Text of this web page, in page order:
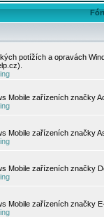
potížích a opravách
Mobile zařízeních značky
Mobile zařízeních značky
Mobile zařízeních značky
Mobile zařízeních značky